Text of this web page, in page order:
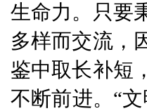
生命力。只要
多样而交流，
鉴中取长补短
不断前进。“